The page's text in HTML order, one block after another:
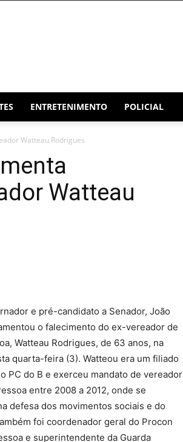
ENTRETENIMENTO POLICIAL
Watteau Rodrigues
Watteau
e pré-candidato a Senador, João
o falecimento do ex-vereador de
Watteau Rodrigues, de 63 anos, na
quarta-feira (3). Watteou era um filiado
PC do B e exerceu mandato de vereador
entre 2008 a 2012, onde se
defesa dos movimentos sociais e do
foi coordenador geral do Procon
e superintendente da Guarda